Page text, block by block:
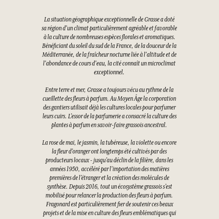
La situation géographique exceptionnelle de Grasse a doté
sa région d'un climat particulièrement agréable et favorable
à la culture de nombreuses espèces florales et aromatiques.
Bénéficiant du soleil du sud de la France, de la douceur de la
Méditerranée, de la fraîcheur nocturne liée à l'altitude et de
l'abondance de cours d'eau, la cité connaît un microclimat
exceptionnel.
Entre terre et mer, Grasse a toujours vécu au rythme de la
cueillette des fleurs à parfum. Au Moyen Âge la corporation
des gantiers utilisait déjà les cultures locales pour parfumer
leurs cuirs. L’essor de la parfumerie a consacré la culture des
plantes à parfum en savoir-faire grassois ancestral.
La rose de mai, le jasmin, la tubéreuse, la violette ou encore
la fleur d’oranger ont longtemps été cultivés par des
producteurs locaux - jusqu’au déclin de la filière, dans les
années 1950, accéléré par l’importation des matières
premières de l’étranger et la création des molécules de
synthèse. Depuis 2016, tout un écosystème grassois s’est
mobilisé pour relancer la production des fleurs à parfum.
Fragonard est particulièrement fier de soutenir ces beaux
projets et de la mise en culture des fleurs emblématiques qui